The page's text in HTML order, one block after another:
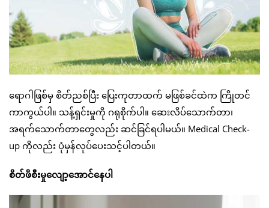
ရောဂါဖြစ်မှ စိတ်ညစ်ပြီး ပြေးကုတာထက် မဖြစ်ခင်ထဲက ကြိုတင်
ကာကွယ်ပါ။ သန့်ရှင်းမှုကို ဂရုစိုက်ပါ။ ဆေးလိပ်သောက်တာ၊
အရက်သောက်တာတွေလည်း ဆင်ခြင်ရပါမယ်။ Medical Check-
up ကိုလည်း ပုံမှန်လုပ်ပေးသင့်ပါတယ်။
စိတ်ဖိစီးမှုလျော့အောင်နေပါ